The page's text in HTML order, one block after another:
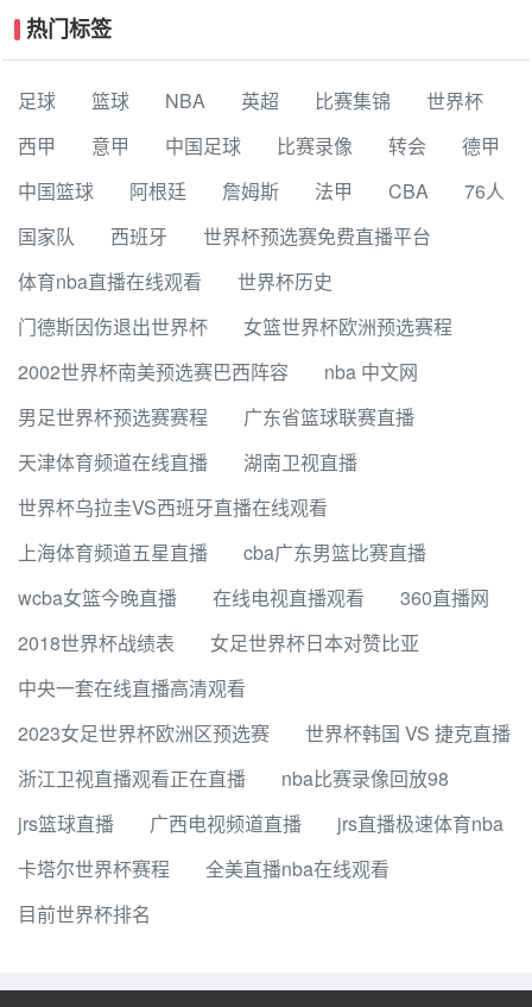
热门标签
足球 篮球 NBA 英超 比赛集锦
世界杯
西甲
意甲 中国足球 比赛录像 转会
德甲
中国篮球
阿根廷 詹姆斯 法甲 CBA
76人
国家队
西班牙
世界杯预选赛免费直播平台
体育nba直播在线观看
世界杯历史
门德斯因伤退出世界杯
女篮世界杯欧洲预选赛程
2002世界杯南美预选赛巴西阵容
nba 中文网
男足世界杯预选赛赛程
广东省篮球联赛直播
天津体育频道在线直播
湖南卫视直播
世界杯乌拉圭VS西班牙直播在线观看
上海体育频道五星直播
cba广东男篮比赛直播
wcba女篮今晚直播
在线电视直播观看
360直播网
2018世界杯战绩表
女足世界杯日本对赞比亚
中央一套在线直播高清观看
2023女足世界杯欧洲区预选赛
世界杯韩国 VS 捷克直播
浙江卫视直播观看正在直播
nba比赛录像回放98
jrs篮球直播
广西电视频道直播
jrs直播极速体育nba
卡塔尔世界杯赛程
全美直播nba在线观看
目前世界杯排名